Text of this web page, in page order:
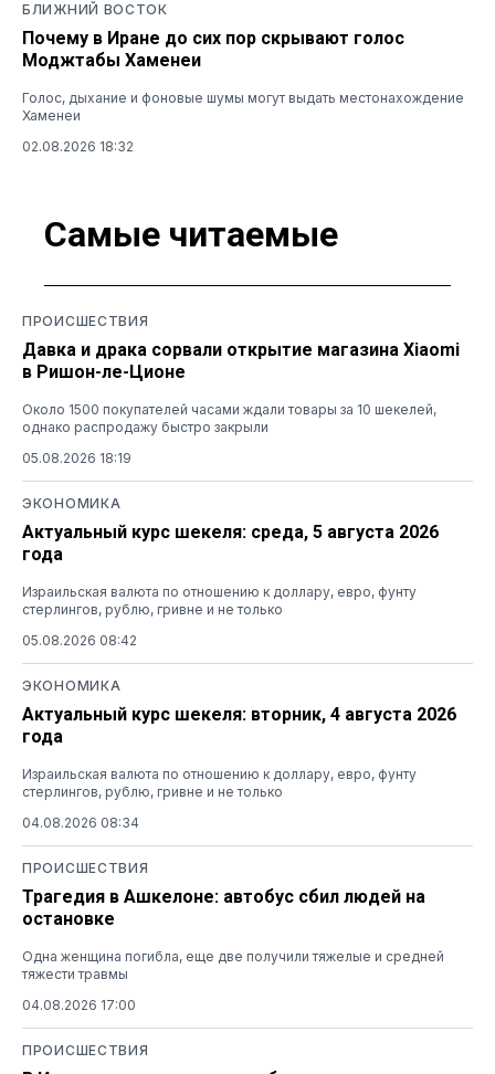
БЛИЖНИЙ ВОСТОК
Почему в Иране до сих пор скрывают голос
Моджтабы Хаменеи
Голос, дыхание и фоновые шумы могут выдать местонахождение
Хаменеи
02.08.2026 18:32
Самые читаемые
ПРОИСШЕСТВИЯ
Давка и драка сорвали открытие магазина Xiaomi
в Ришон-ле-Ционе
Около 1500 покупателей часами ждали товары за 10 шекелей,
однако распродажу быстро закрыли
05.08.2026 18:19
ЭКОНОМИКА
Актуальный курс шекеля: среда, 5 августа 2026
года
Израильская валюта по отношению к доллару, евро, фунту
стерлингов, рублю, гривне и не только
05.08.2026 08:42
ЭКОНОМИКА
Актуальный курс шекеля: вторник, 4 августа 2026
года
Израильская валюта по отношению к доллару, евро, фунту
стерлингов, рублю, гривне и не только
04.08.2026 08:34
ПРОИСШЕСТВИЯ
Трагедия в Ашкелоне: автобус сбил людей на
остановке
Одна женщина погибла, еще две получили тяжелые и средней
тяжести травмы
04.08.2026 17:00
ПРОИСШЕСТВИЯ